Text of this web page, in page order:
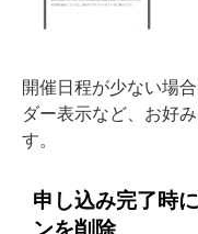
開催日程が少ない場
ダー表示など、お好
す。
申し込み完了時
ンを削除